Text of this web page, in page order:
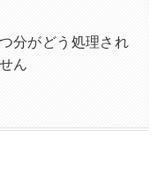
分がどう処理され
ん